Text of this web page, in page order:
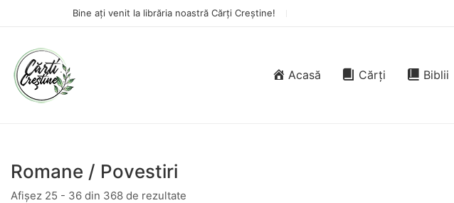
Bine ați venit la librăria noastră Cărți Creștine!
Acasă Cărți Biblii
Romane / Povestiri
Afișez 25 - 36 din 368 de rezultate